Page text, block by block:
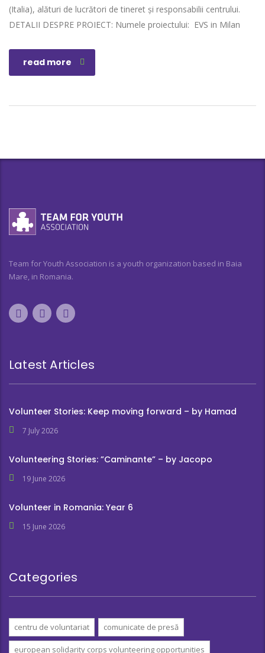
(Italia), alături de lucrători de tineret și responsabilii centrului.
DETALII DESPRE PROIECT: Numele proiectului: EVS in Milan
read more
Team for Youth Association is a youth organization based in Baia
Mare, in Romania.
Latest Articles
Volunteer Stories: Keep moving forward – by Hamad
7 July 2026
Volunteering Stories: ”Caminante” – by Jacopo
19 June 2026
Volunteer in Romania: Year 6
15 June 2026
Categories
centru de voluntariat comunicate de presă
european solidarity corps volunteering opportunities